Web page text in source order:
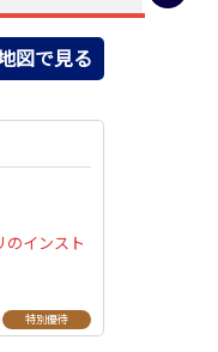
図で見る
のインスト
特別優待